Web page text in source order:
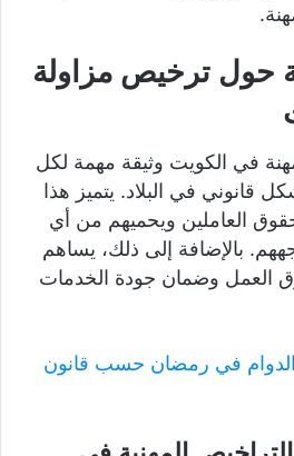
حول ترخيص مزاولة
في الكويت وثيقة مهمة لكل
في البلاد. يتميز هذا
العاملين ويحميهم من أي
بالإضافة إلى ذلك، يساهم
العمل وضمان جودة الخدمات
في رمضان حسب قانون